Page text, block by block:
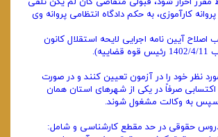
کارآموزی، به حکم دادگاه انتظامی پروانه وی
آیین نامه اجرایی لایحه استقلال کانون
نظر خود را در آزمون تعیین کنند و در صورت
صرفاً در یکی از شهرهای استان همان
سپس به وکالت مشغول شوند.
دروس حقوقی در حد مقطع کارشناسی و شامل: